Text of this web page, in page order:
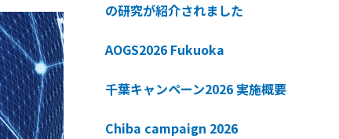
の研究が紹介されました
AOGS2026 Fukuoka
千葉キャンペーン2026 実施概要
Chiba campaign 2026